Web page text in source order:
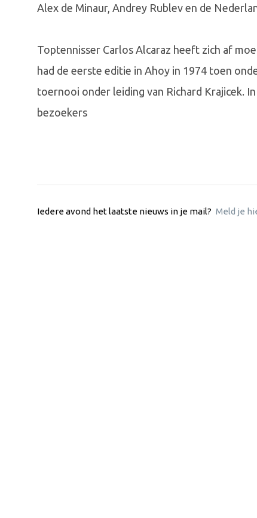
Alex de Minaur, Andrey Rublev en de
Toptennisser Carlos Alcaraz heeft zich af
had de eerste editie in Ahoy in 1974 toen
toernooi onder leiding van Richard Krajicek.
bezoekers
Iedere avond het laatste nieuws in je mail? Meld je